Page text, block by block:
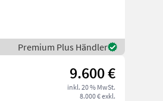
Premium Plus Händler
9.600 €
inkl. 20 % MwSt.
8.000 € exkl.